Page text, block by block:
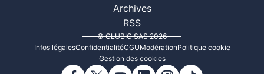
Archives
RSS
© CLUBIC SAS 2026
Infos légalesConfidentialitéCGUModérationPolitique cookie
Gestion des cookies